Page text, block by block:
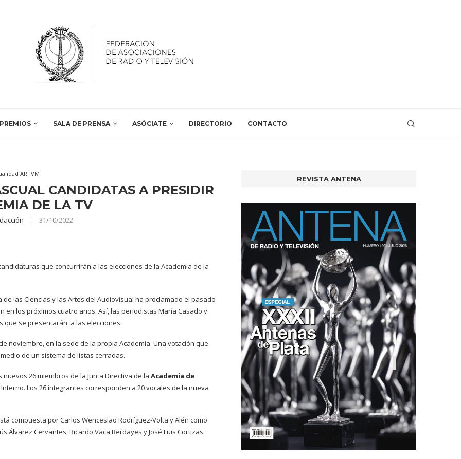
PREMIOS SALA DE PRENSA ASÓCIATE DIRECTORIO CONTACTO
ARTVM
CANDIDATAS A PRESIDIR
DE LA TV
31/10/2022
que concurrirán a las elecciones de la Academia de la
las Ciencias y las Artes del Audiovisual ha proclamado el pasado
los próximos cuatro años. Así, las periodistas María Casado y
que se presentarán a las elecciones.
noviembre, en la sede de la propia Academia. Una votación que
de un sistema de listas cerradas.
26 miembros de la Junta Directiva de la Academia de
Los 26 integrantes corresponden a 20 vocales de la nueva
compuesta por Carlos Wenceslao Rodríguez-Volta y Alén como
Álvarez Cervantes, Ricardo Vaca Berdayes y José Luis Cortizas
REVISTA ANTENA